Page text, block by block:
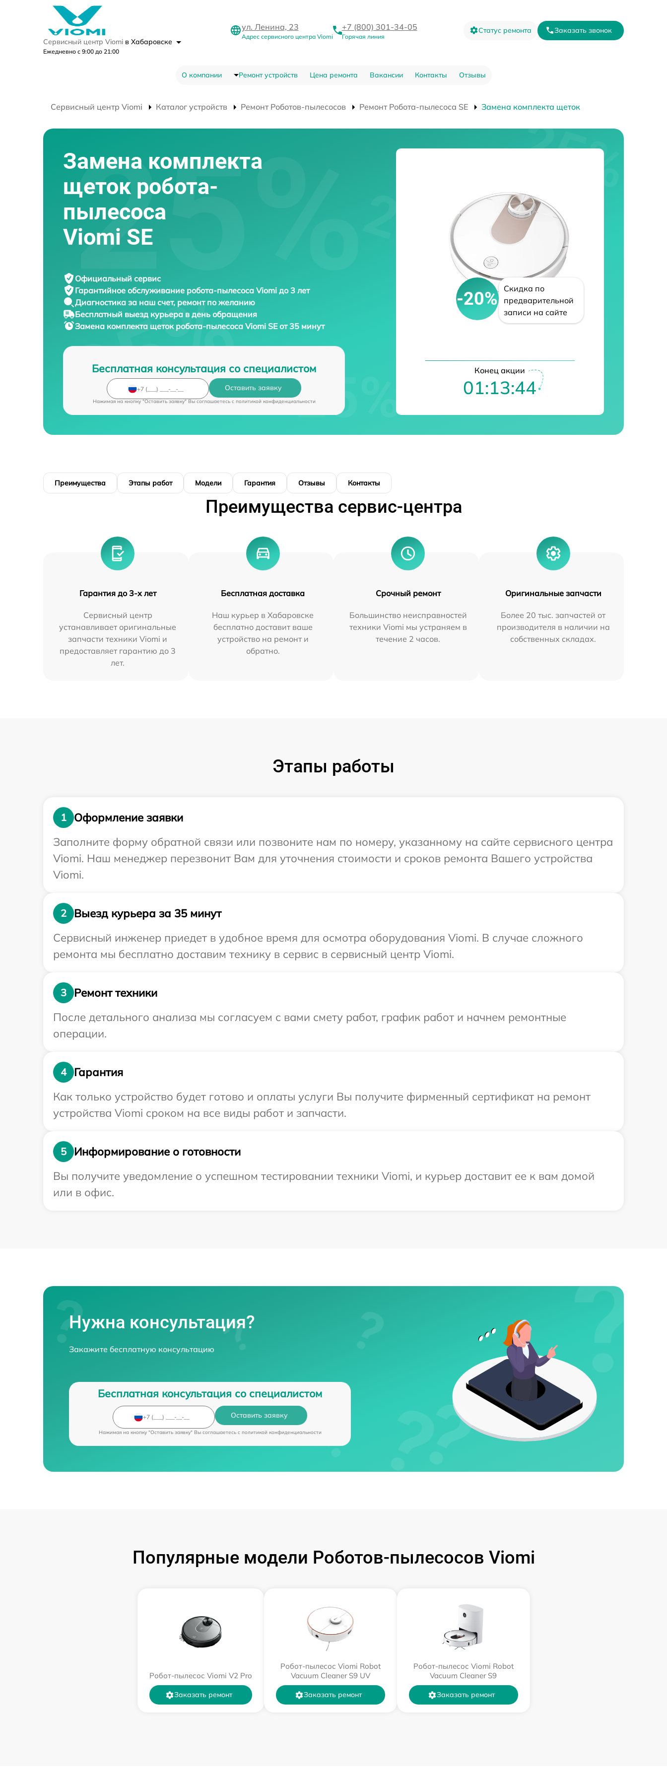
Сервисный центр Viomi в Хабаровске
Ежедневно с 9:00 до 21:00
ул. Ленина, 23
Адрес сервисного центра Viomi
+7 (800) 301-34-05
Горячая линия
Статус ремонта Заказать звонок
О компании Ремонт устройств Цена ремонта Вакансии Контакты Отзывы
Сервисный центр Viomi Каталог устройств Ремонт Роботов-пылесосов Ремонт Робота-пылесоса SE Замена комплекта щеток
Замена комплекта
щеток робота-
пылесоса
Viomi SE
Официальный сервис
Гарантийное обслуживание робота-пылесоса Viomi до 3 лет
Диагностика за наш счет, ремонт по желанию
Бесплатный выезд курьера в день обращения
Замена комплекта щеток робота-пылесоса Viomi SE от 35 минут
Бесплатная консультация со специалистом
Оставить заявку
Нажимая на кнопку "Оставить заявку" Вы соглашаетесь c политикой конфиденциальности
-20%
Скидка по
предварительной
записи на сайте
Конец акции
01:13:43
Преимущества Этапы работ Модели Гарантия Отзывы Контакты
Преимущества сервис-центра
Гарантия до 3-х лет
Сервисный центр
устанавливает оригинальные
запчасти техники Viomi и
предоставляет гарантию до 3
лет.
Бесплатная доставка
Наш курьер в Хабаровске
бесплатно доставит ваше
устройство на ремонт и
обратно.
Срочный ремонт
Большинство неисправностей
техники Viomi мы устраняем в
течение 2 часов.
Оригинальные запчасти
Более 20 тыс. запчастей от
производителя в наличии на
собственных складах.
Этапы работы
1
Оформление заявки
Заполните форму обратной связи или позвоните нам по номеру, указанному на сайте сервисного центра
Viomi. Наш менеджер перезвонит Вам для уточнения стоимости и сроков ремонта Вашего устройства
Viomi.
2
Выезд курьера за 35 минут
Сервисный инженер приедет в удобное время для осмотра оборудования Viomi. В случае сложного
ремонта мы бесплатно доставим технику в сервис в сервисный центр Viomi.
3
Ремонт техники
После детального анализа мы согласуем с вами смету работ, график работ и начнем ремонтные
операции.
4
Гарантия
Как только устройство будет готово и оплаты услуги Вы получите фирменный сертификат на ремонт
устройства Viomi сроком на все виды работ и запчасти.
5
Информирование о готовности
Вы получите уведомление о успешном тестировании техники Viomi, и курьер доставит ее к вам домой
или в офис.
Нужна консультация?
Закажите бесплатную консультацию
Бесплатная консультация со специалистом
Оставить заявку
Нажимая на кнопку "Оставить заявку" Вы соглашаетесь c политикой конфиденциальности
Популярные модели Роботов-пылесосов Viomi
Робот-пылесос Viomi V2 Pro
Заказать ремонт
Робот-пылесос Viomi Robot
Vacuum Cleaner S9 UV
Заказать ремонт
Робот-пылесос Viomi Robot
Vacuum Cleaner S9
Заказать ремонт